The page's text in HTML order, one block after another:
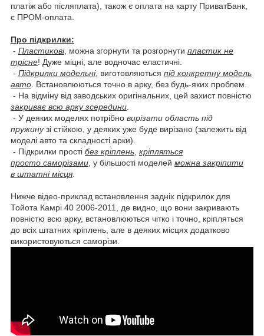
платіж або післяплата), також є оплата на карту ПриватБанк,
є ПРОМ-оплата.
Про підкрилки:
- Пластикові, можна згорнути та розгорнути пластик не
трісне! Дуже міцні, але водночас еластичні.
- Підкрилки модельні, виготовляються під конкретну модель
авто . Встановлюються точно в арку, без будь-яких проблем.
- На відміну від заводських оригінальних, цей захист повністю
закриває всю арку зсередини
- У деяких моделях потрібно вирізати область під
пружинузі стійкою, у деяких уже буде вирізано (залежить від
моделі авто та складності арки).
- Підкрилки прості без кріплень кріпляться
просто саморізами , у більшості моделей можна закріпити
в штатні місця
Нижче відео-приклад встановлення задніх підкрилок для
Тойота Камрі 40 2006-2011, де видно, що вони закривають
повністю всю арку, встановлюються чітко і точно, кріпляться
до всіх штатних кріплень, але в деяких місцях додатково
використовуються саморізи.